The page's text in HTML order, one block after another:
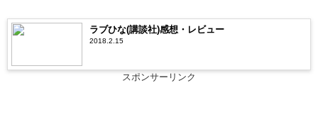
ラブひな(講談社)感想・レビュー
2018.2.15
スポンサーリンク